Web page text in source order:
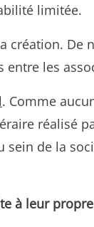
limitée.
création. De
les
. Comme
réalisé
de la
à leur